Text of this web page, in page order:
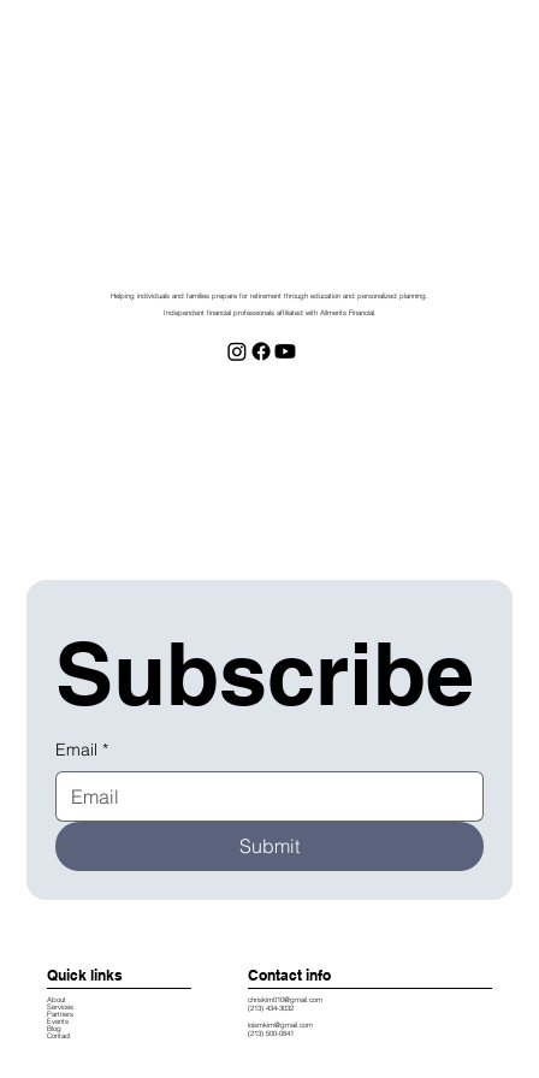
Quick links
About
Services
Partners
Events
Blog
Contact
chriskim010@gmail.com
(213) 434-3032
loismkim@gmail.com
(213) 500-0841
Contact info
Subscribe
Email *
Submit
Helping individuals and families prepare for retirement through education and personalized planning.
Independent financial professionals affiliated with Allmerits Financial.